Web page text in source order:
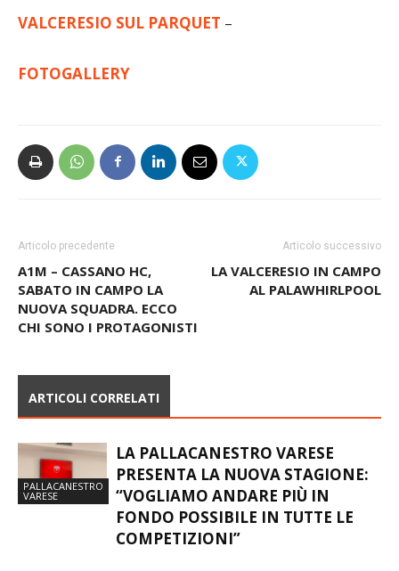
VALCERESIO SUL PARQUET –
FOTOGALLERY
Articolo precedente
A1M – CASSANO HC,
SABATO IN CAMPO LA
NUOVA SQUADRA. ECCO
CHI SONO I PROTAGONISTI
Articolo successivo
LA VALCERESIO IN CAMPO
AL PALAWHIRLPOOL
ARTICOLI CORRELATI
PALLACANESTRO
VARESE
LA PALLACANESTRO VARESE
PRESENTA LA NUOVA STAGIONE:
“VOGLIAMO ANDARE PIÙ IN
FONDO POSSIBILE IN TUTTE LE
COMPETIZIONI”